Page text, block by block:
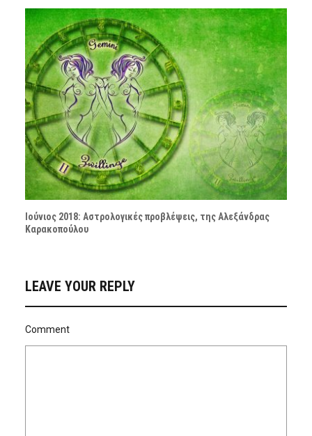
Ιούνιος 2018: Αστρολογικές προβλέψεις, της Αλεξάνδρας
Καρακοπούλου
LEAVE YOUR REPLY
Comment